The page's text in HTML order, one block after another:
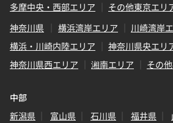
多摩中央・西部エリア
その他東京エリ
神奈川県
横浜湾岸エリア
川崎湾岸
横浜・川崎内陸エリア
神奈川県央エリ
神奈川県西エリア
湘南エリア その
中部
新潟県
富山県 石川県 福井県